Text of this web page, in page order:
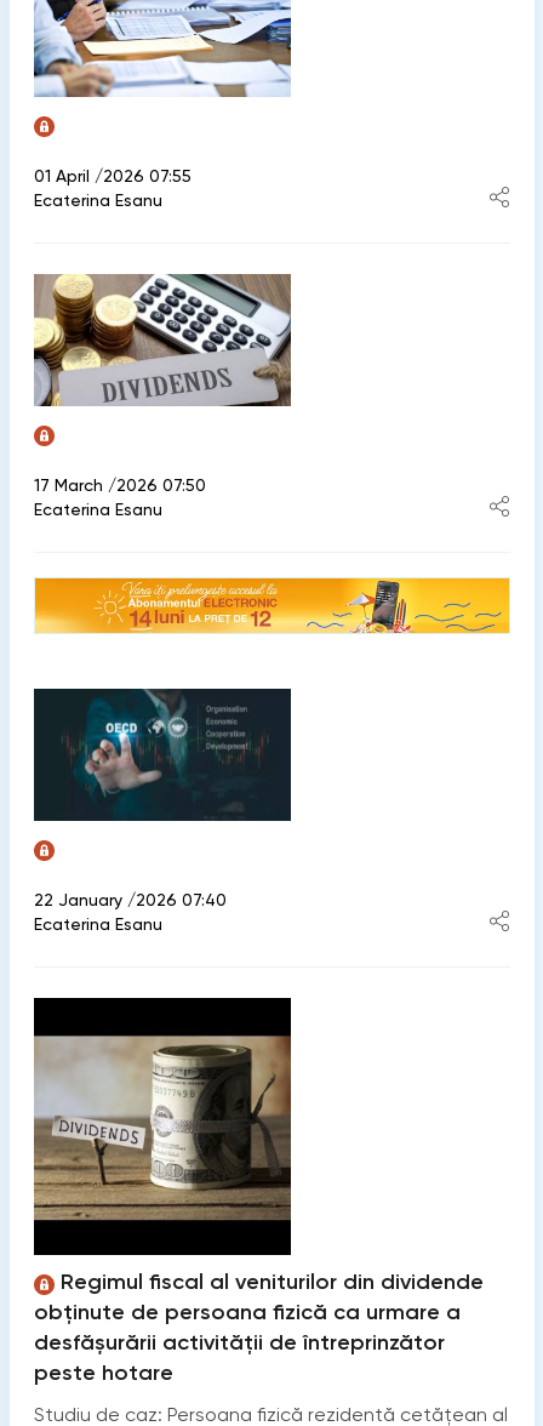
01 April /2026 07:55
Ecaterina Esanu
17 March /2026 07:50
Ecaterina Esanu
22 January /2026 07:40
Ecaterina Esanu
Regimul fiscal al veniturilor din dividende
obținute de persoana fizică ca urmare a
desfășurării activității de întreprinzător
peste hotare
Studiu de caz: Persoana fizică rezidentă cetățean al